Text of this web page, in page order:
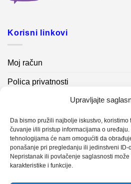
Upravljajte
Da bismo pružili najbolje iskustvo,
čuvanje i/ili pristup informacijama o
tehnologijama će nam omogućiti da
ponašanje pri pregledanju ili jedinstveni ID-
Nepristanak ili povlačenje saglasnosti
karakteristike i funkcije.
Korisni linkovi
Moj račun
Polica privatnosti
Kontakt info
Novosti